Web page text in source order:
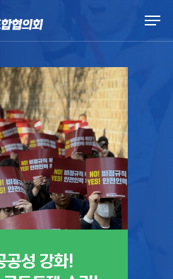
공성 강화!